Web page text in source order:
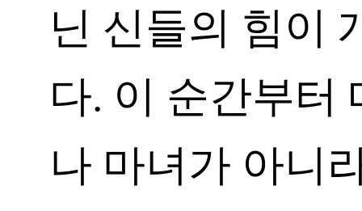
닌 신들의 힘이
다. 이 순간부터
나 마녀가 아니